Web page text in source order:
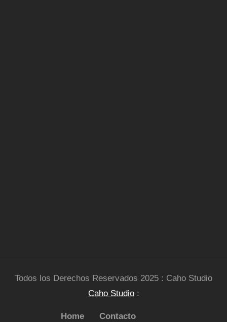
Todos los Derechos Reservados 2025 : Caho Studio
Caho Studio:
Home Contacto